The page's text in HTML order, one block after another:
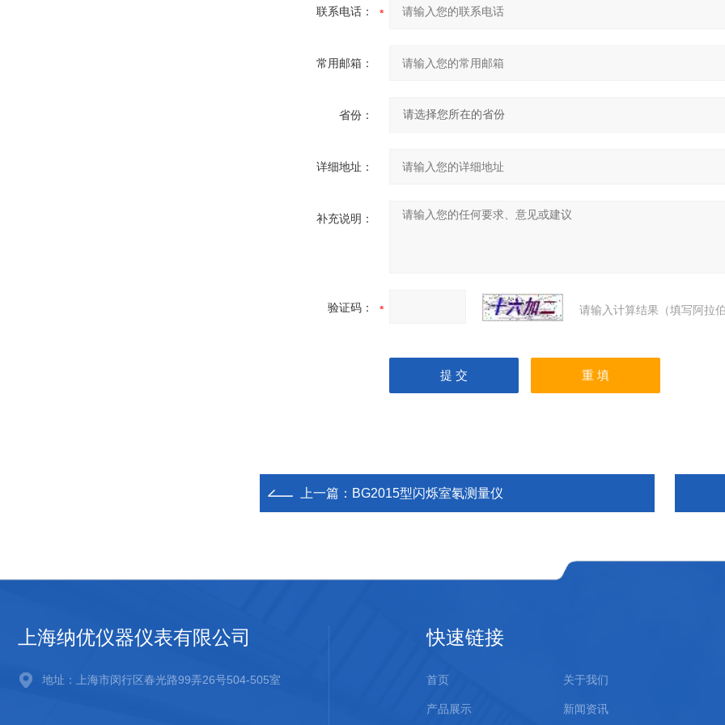
联系电话：
常用邮箱：
省份：
详细地址：
补充说明：
验证码： 请输入计算结果（填写阿拉
上一篇： BG2015型闪烁室氡测量仪
上海纳优仪器仪表有限公司
地址：上海市闵行区春光路99弄26号504-505室
快速链接
首页 关于我们
产品展示 新闻资讯